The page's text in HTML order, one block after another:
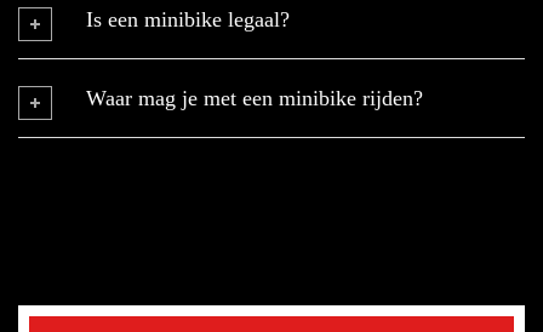
Is een minibike legaal?
Waar mag je met een minibike rijden?